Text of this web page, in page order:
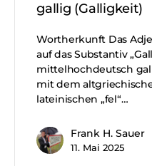
gallig (Galligkeit)
Wortherkunft Das
auf das Substantiv
mittelhochdeutsch
mit dem
lateinischen „fel“…
Frank H. Sauer
11. Mai 2025